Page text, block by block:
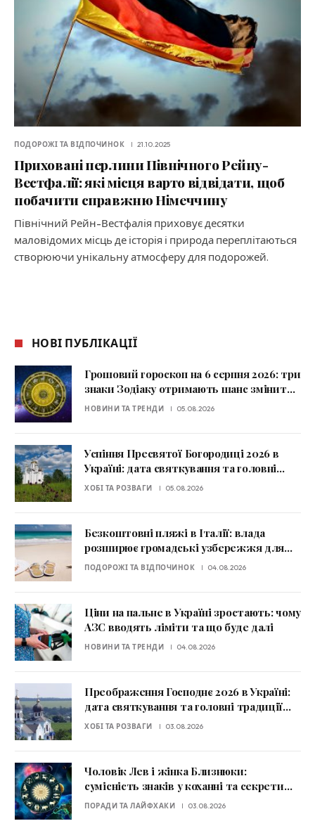
ПОДОРОЖІ ТА ВІДПОЧИНОК 21.10.2025
Приховані перлини Північного Рейну-
Вестфалії: які місця варто відвідати, щоб
побачити справжню Німеччину
Північний Рейн-Вестфалія приховує десятки
маловідомих місць де історія і природа переплітаються
створюючи унікальну атмосферу для подорожей.
НОВІ ПУБЛІКАЦІЇ
Грошовий гороскоп на 6 серпня 2026: три
знаки Зодіаку отримають шанс змінити
фінансову ситуацію
НОВИНИ ТА ТРЕНДИ 05.08.2026
Успіння Пресвятої Богородиці 2026 в
Україні: дата святкування та головні
заборони
ХОБІ ТА РОЗВАГИ 05.08.2026
Безкоштовні пляжі в Італії: влада
розширює громадські узбережжя для
туристів
ПОДОРОЖІ ТА ВІДПОЧИНОК 04.08.2026
Ціни на пальне в Україні зростають: чому
АЗС вводять ліміти та що буде далі
НОВИНИ ТА ТРЕНДИ 04.08.2026
Преображення Господнє 2026 в Україні:
дата святкування та головні традиції
дня
ХОБІ ТА РОЗВАГИ 03.08.2026
Чоловік Лев і жінка Близнюки:
сумісність знаків у коханні та секрети
стосунків
ПОРАДИ ТА ЛАЙФХАКИ 03.08.2026